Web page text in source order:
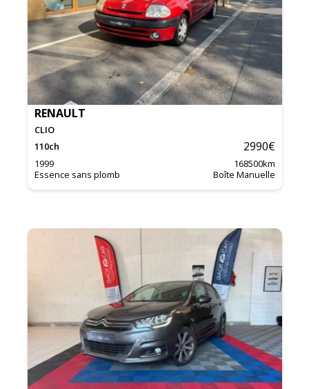
RENAULT
CLIO
110ch 2990€
1999 168500km
Essence sans plomb
Boîte Manuelle